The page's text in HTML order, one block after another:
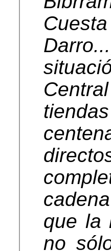
que la
no